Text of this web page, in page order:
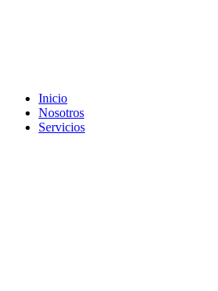
Inicio
Nosotros
Servicios